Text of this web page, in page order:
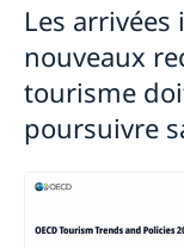
l’UNESCO
Les
nouveaux
tourisme
poursuivre